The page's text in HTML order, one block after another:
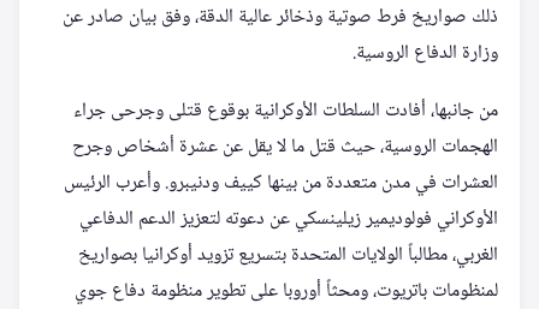
ذلك صواريخ فرط صوتية وذخائر عالية الدقة، وفق بيان صادر عن
وزارة الدفاع الروسية.
من جانبها، أفادت السلطات الأوكرانية بوقوع قتلى وجرحى جراء
الهجمات الروسية، حيث قتل ما لا يقل عن عشرة أشخاص وجرح
العشرات في مدن متعددة من بينها كييف ودنيبرو. وأعرب الرئيس
الأوكراني فولوديمير زيلينسكي عن دعوته لتعزيز الدعم الدفاعي
الغربي، مطالباً الولايات المتحدة بتسريع تزويد أوكرانيا بصواريخ
لمنظومات باتريوت، ومحثاً أوروبا على تطوير منظومة دفاع جوي